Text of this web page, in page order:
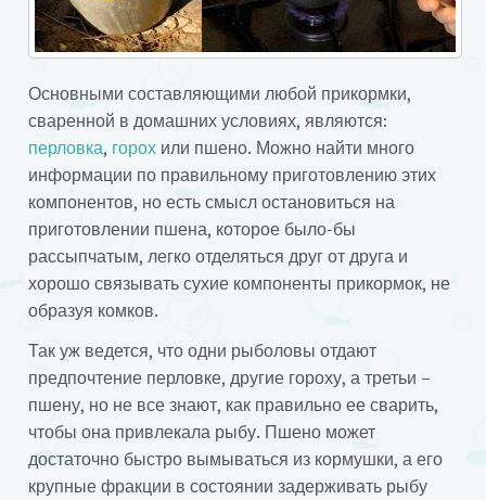
Основными составляющими любой прикормки,
сваренной в домашних условиях, являются:
перловка, горохили пшено. Можно найти много
информации по правильному приготовлению этих
компонентов, но есть смысл остановиться на
приготовлении пшена, которое было-бы
рассыпчатым, легко отделяться друг от друга и
хорошо связывать сухие компоненты прикормок, не
образуя комков.
Так уж ведется, что одни рыболовы отдают
предпочтение перловке, другие гороху, а третьи –
пшену, но не все знают, как правильно ее сварить,
чтобы она привлекала рыбу. Пшено может
достаточно быстро вымываться из кормушки, а его
крупные фракции в состоянии задерживать рыбу